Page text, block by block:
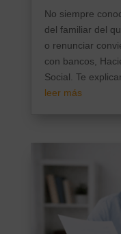
No siempre
del familiar del
o renunciar
con bancos,
Social. Te
leer más